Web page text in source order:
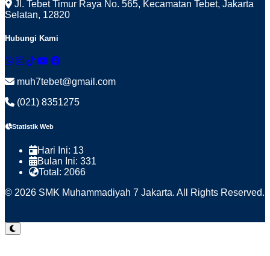
Jl. Tebet Timur Raya No. 565, Kecamatan Tebet, Jakarta
Selatan, 12820
Hubungi Kami
muh7tebet@gmail.com
(021) 8351275
Statistik Web
Hari Ini: 13
Bulan Ini: 331
Total: 2066
© 2026 SMK Muhammadiyah 7 Jakarta. All Rights Reserved.